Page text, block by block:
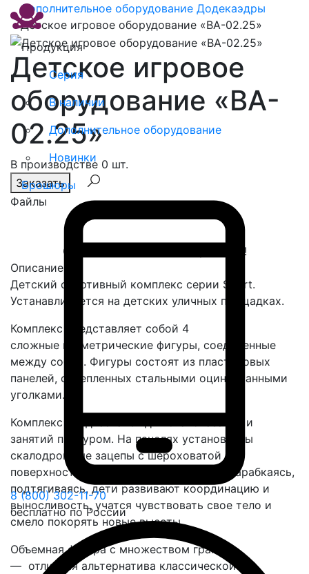
Продукция
Серия
В наличии
Дополнительное оборудование
Новинки
Брошюры
8 (800) 302-11-70
бесплатно по России
Дополнительное оборудование Додекаэдры
Детское игровое оборудование «BA-02.25»
Детское игровое
оборудование «BA-
02.25»
В производстве 0 шт.
Заказать
Файлы
Спасибо, сообщение отправлено!
Описание
Детский спортивный комплекс серии Sport.
Устанавливается на детских уличных площадках.
Комплекс представляет собой 4
сложные геометрические фигуры, соединенные
между собой. Фигуры состоят из пластиковых
панелей, скрепленных стальными оцинкованными
уголками.
Комплекс предназначен для скалолазания и
занятий паркуром. На панелях установлены
скалодромные зацепы с шероховатой
поверхностью для лучшего сцепления. Карабкаясь,
подтягиваясь, дети развивают координацию и
выносливость, учатся чувствовать свое тело и
смело покорять новые высоты.
Объемная фигура с множеством граней
— отличная альтернатива классической